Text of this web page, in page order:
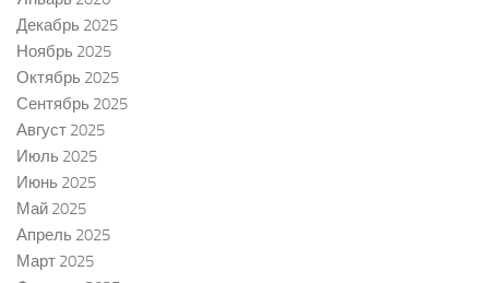
Декабрь 2025
Ноябрь 2025
Октябрь 2025
Сентябрь 2025
Август 2025
Июль 2025
Июнь 2025
Май 2025
Апрель 2025
Март 2025